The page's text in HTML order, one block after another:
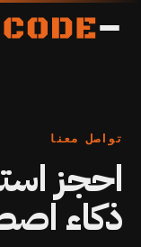
تواصل معنا
احجز
ذكاء